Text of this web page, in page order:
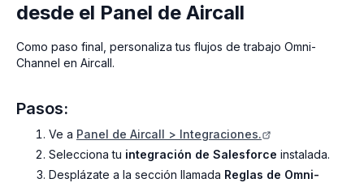
desde el Panel de Aircall
Como paso final, personaliza tus flujos de trabajo Omni-
Channel en Aircall.
Pasos:
Ve a Panel de Aircall > Integraciones.
Selecciona tu integración de Salesforce instalada.
Desplázate a la sección llamada Reglas de Omni-